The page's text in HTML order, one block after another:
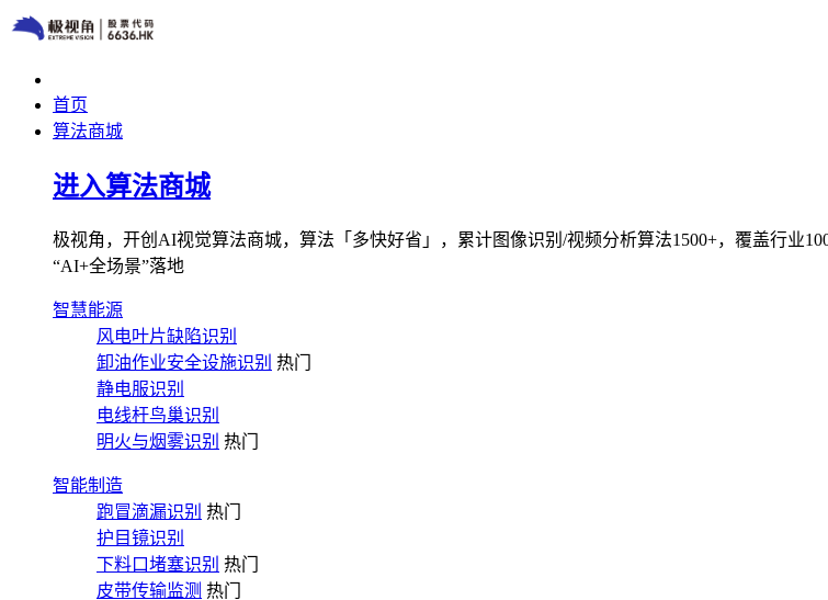
首页
算法商城
进入算法商城
极视角，开创AI视觉算法商城，算法「多快好省」，累计图像识别/视频分析算法1500+，覆盖行业
“AI+全场景”落地
智慧能源
风电叶片缺陷识别
卸油作业安全设施识别 热门
静电服识别
电线杆鸟巢识别
明火与烟雾识别 热门
智能制造
跑冒滴漏识别 热门
护目镜识别
下料口堵塞识别 热门
皮带传输监测 热门